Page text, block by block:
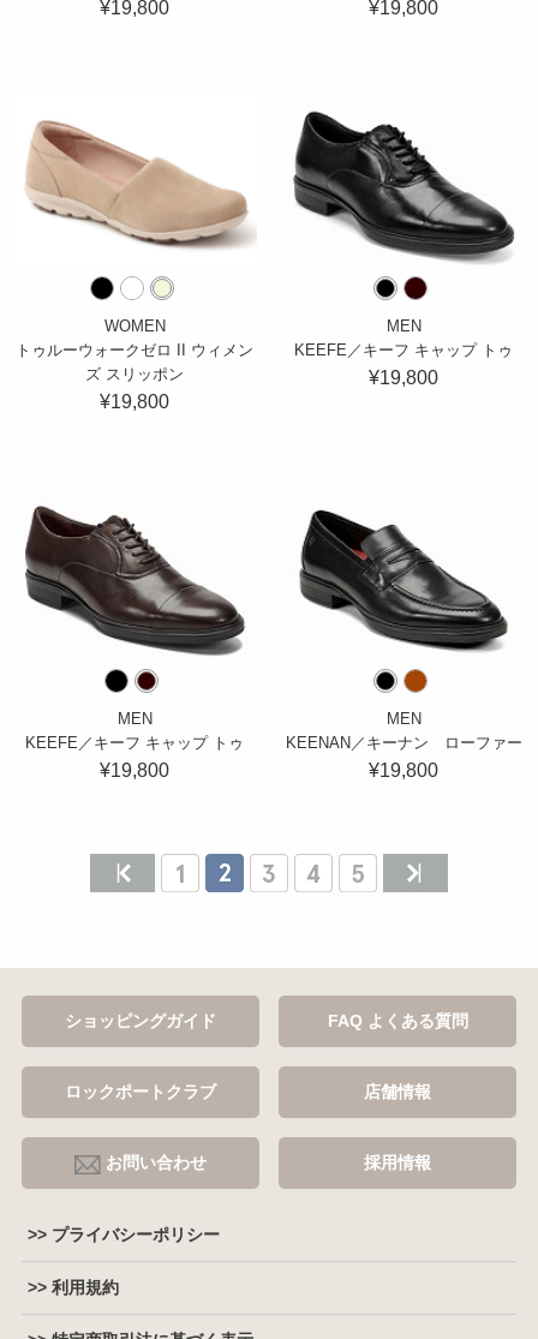
¥19,800 ¥19,800
WOMEN
トゥルーウォークゼロ II ウィメン
ズ スリッポン
¥19,800
MEN
KEEFE／キーフ キャップ トゥ
¥19,800
MEN
KEEFE／キーフ キャップ トゥ
¥19,800
MEN
KEENAN／キーナン ローファー
¥19,800
ショッピングガイド FAQ よくある質問
ロックポートクラブ 店舗情報
お問い合わせ 採用情報
>> プライバシーポリシー
>> 利用規約